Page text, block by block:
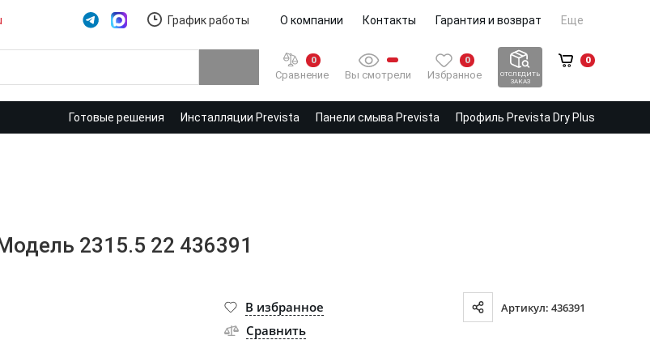
График работы О компании Контакты Гарантия и возврат Еще
0
Сравнение Вы смотрели
0
Избранное
ОТСЛЕДИТЬ
ЗАКАЗ
0
Готовые решения Инсталляции Prevista Панели смыва Prevista Профиль Prevista Dry Plus
2315.5 22 436391
В избранное Артикул: 436391
Сравнить